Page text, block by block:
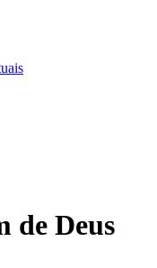
de Deus